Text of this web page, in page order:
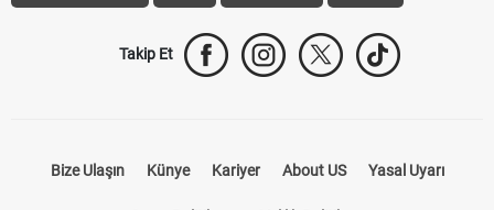
Trabzonspor Transfer Canlı İzle iddaa Sonuçları Aktif Sayaç